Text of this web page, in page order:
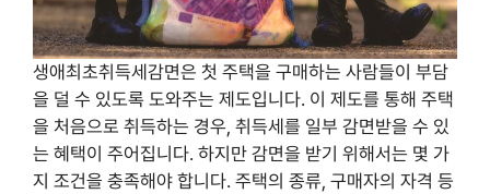
생애최초취득세감면은 첫 주택을 구매하는 사람들이 부담
을 덜 수 있도록 도와주는 제도입니다. 이 제도를 통해 주택
을 처음으로 취득하는 경우, 취득세를 일부 감면받을 수 있
는 혜택이 주어집니다. 하지만 감면을 받기 위해서는 몇 가
지 조건을 충족해야 합니다. 주택의 종류, 구매자의 자격 등